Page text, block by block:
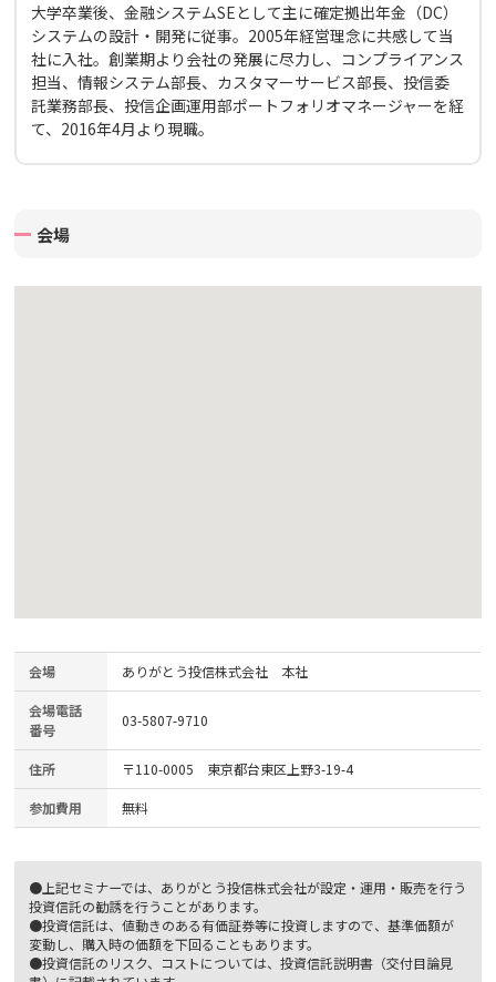
大学卒業後、金融システムSEとして主に確定拠出年金（DC）
システムの設計・開発に従事。2005年経営理念に共感して当
社に入社。創業期より会社の発展に尽力し、コンプライアンス
担当、情報システム部長、カスタマーサービス部長、投信委
託業務部長、投信企画運用部ポートフォリオマネージャーを経
て、2016年4月より現職。
会場
会場 ありがとう投信株式会社 本社
会場電話
番号
03-5807-9710
住所 〒110-0005 東京都台東区上野3-19-4
参加費用 無料
●上記セミナーでは、ありがとう投信株式会社が設定・運用・販売を行う
投資信託の勧誘を行うことがあります。
●投資信託は、値動きのある有価証券等に投資しますので、基準価額が
変動し、購入時の価額を下回ることもあります。
●投資信託のリスク、コストについては、投資信託説明書（交付目論見